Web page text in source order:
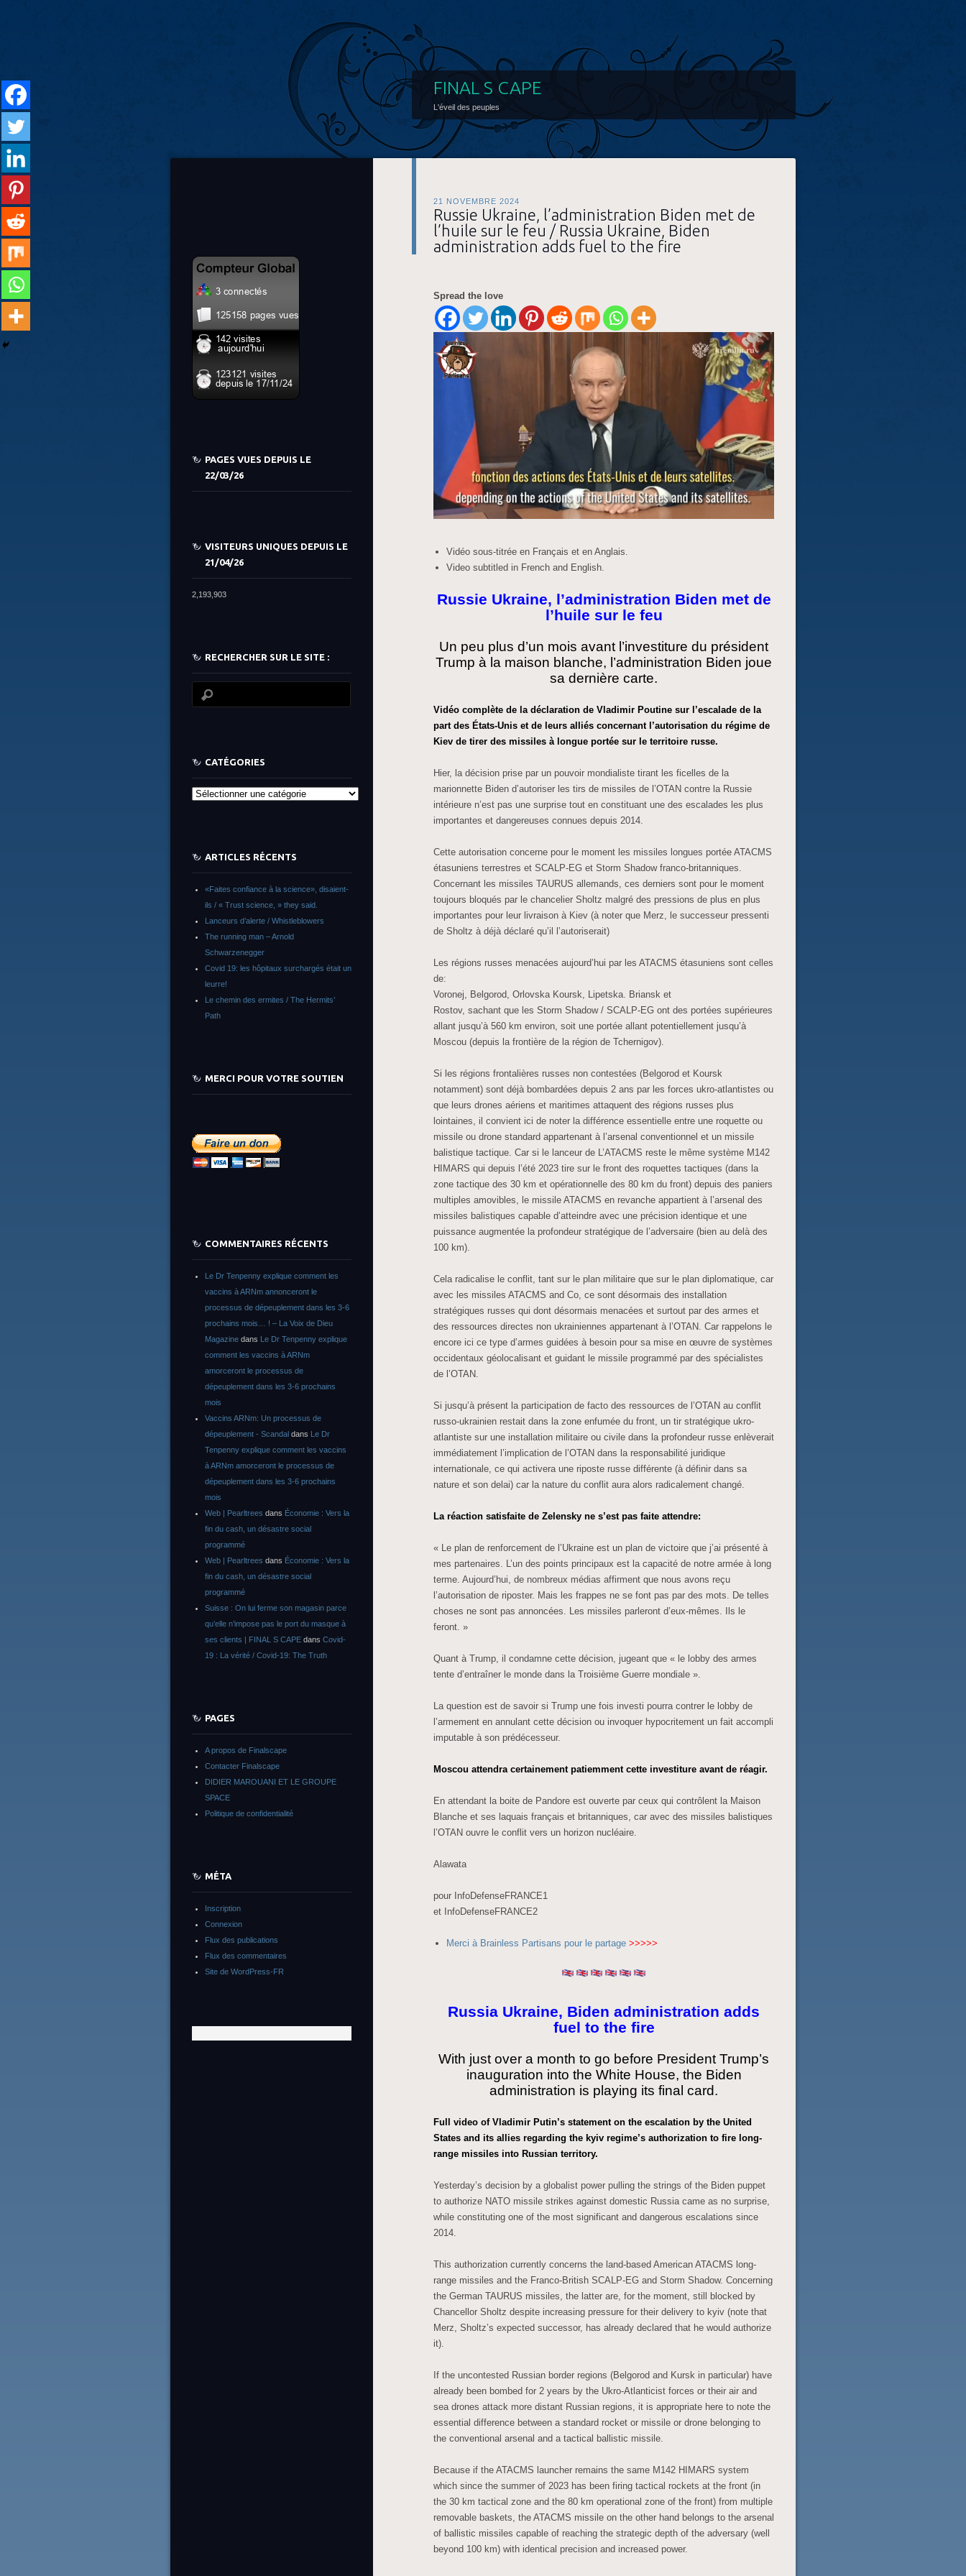
FINAL S CAPE
L'éveil des peuples
21 NOVEMBRE 2024
Russie Ukraine, l’administration Biden met de
l’huile sur le feu / Russia Ukraine, Biden
administration adds fuel to the fire
Spread the love
Vidéo sous-titrée en Français et en Anglais.
Video subtitled in French and English.
Russie Ukraine, l’administration Biden met de
l’huile sur le feu
Un peu plus d’un mois avant l’investiture du président
Trump à la maison blanche, l’administration Biden joue
sa dernière carte.
Vidéo complète de la déclaration de Vladimir Poutine sur l’escalade de la
part des États-Unis et de leurs alliés concernant l’autorisation du régime de
Kiev de tirer des missiles à longue portée sur le territoire russe.
Hier, la décision prise par un pouvoir mondialiste tirant les ficelles de la
marionnette Biden d’autoriser les tirs de missiles de l’OTAN contre la Russie
intérieure n’est pas une surprise tout en constituant une des escalades les plus
importantes et dangereuses connues depuis 2014.
Cette autorisation concerne pour le moment les missiles longues portée ATACMS
étasuniens terrestres et SCALP-EG et Storm Shadow franco-britanniques.
Concernant les missiles TAURUS allemands, ces derniers sont pour le moment
toujours bloqués par le chancelier Sholtz malgré des pressions de plus en plus
importantes pour leur livraison à Kiev (à noter que Merz, le successeur pressenti
de Sholtz à déjà déclaré qu’il l’autoriserait)
Les régions russes menacées aujourd’hui par les ATACMS étasuniens sont celles
de:
Voronej, Belgorod, Orlovska Koursk, Lipetska. Briansk et
Rostov, sachant que les Storm Shadow / SCALP-EG ont des portées supérieures
allant jusqu’à 560 km environ, soit une portée allant potentiellement jusqu’à
Moscou (depuis la frontière de la région de Tchernigov).
Si les régions frontalières russes non contestées (Belgorod et Koursk
notamment) sont déjà bombardées depuis 2 ans par les forces ukro-atlantistes ou
que leurs drones aériens et maritimes attaquent des régions russes plus
lointaines, il convient ici de noter la différence essentielle entre une roquette ou
missile ou drone standard appartenant à l’arsenal conventionnel et un missile
balistique tactique. Car si le lanceur de L’ATACMS reste le même système M142
HIMARS qui depuis l’été 2023 tire sur le front des roquettes tactiques (dans la
zone tactique des 30 km et opérationnelle des 80 km du front) depuis des paniers
multiples amovibles, le missile ATACMS en revanche appartient à l’arsenal des
missiles balistiques capable d’atteindre avec une précision identique et une
puissance augmentée la profondeur stratégique de l’adversaire (bien au delà des
100 km).
Cela radicalise le conflit, tant sur le plan militaire que sur le plan diplomatique, car
avec les missiles ATACMS and Co, ce sont désormais des installation
stratégiques russes qui dont désormais menacées et surtout par des armes et
des ressources directes non ukrainiennes appartenant à l’OTAN. Car rappelons le
encore ici ce type d’armes guidées à besoin pour sa mise en œuvre de systèmes
occidentaux géolocalisant et guidant le missile programmé par des spécialistes
de l’OTAN.
Si jusqu’à présent la participation de facto des ressources de l’OTAN au conflit
russo-ukrainien restait dans la zone enfumée du front, un tir stratégique ukro-
atlantiste sur une installation militaire ou civile dans la profondeur russe enlèverait
immédiatement l’implication de l’OTAN dans la responsabilité juridique
internationale, ce qui activera une riposte russe différente (à définir dans sa
nature et son delai) car la nature du conflit aura alors radicalement changé.
La réaction satisfaite de Zelensky ne s’est pas faite attendre:
« Le plan de renforcement de l’Ukraine est un plan de victoire que j’ai présenté à
mes partenaires. L’un des points principaux est la capacité de notre armée à long
terme. Aujourd’hui, de nombreux médias affirment que nous avons reçu
l’autorisation de riposter. Mais les frappes ne se font pas par des mots. De telles
choses ne sont pas annoncées. Les missiles parleront d’eux-mêmes. Ils le
feront. »
Quant à Trump, il condamne cette décision, jugeant que « le lobby des armes
tente d’entraîner le monde dans la Troisième Guerre mondiale ».
La question est de savoir si Trump une fois investi pourra contrer le lobby de
l’armement en annulant cette décision ou invoquer hypocritement un fait accompli
imputable à son prédécesseur.
Moscou attendra certainement patiemment cette investiture avant de réagir.
En attendant la boite de Pandore est ouverte par ceux qui contrôlent la Maison
Blanche et ses laquais français et britanniques, car avec des missiles balistiques
l’OTAN ouvre le conflit vers un horizon nucléaire.
Alawata
pour InfoDefenseFRANCE1
et InfoDefenseFRANCE2
Merci à Brainless Partisans pour le partage >>>>>
Russia Ukraine, Biden administration adds
fuel to the fire
With just over a month to go before President Trump’s
inauguration into the White House, the Biden
administration is playing its final card.
Full video of Vladimir Putin’s statement on the escalation by the United
States and its allies regarding the kyiv regime’s authorization to fire long-
range missiles into Russian territory.
Yesterday’s decision by a globalist power pulling the strings of the Biden puppet
to authorize NATO missile strikes against domestic Russia came as no surprise,
while constituting one of the most significant and dangerous escalations since
2014.
This authorization currently concerns the land-based American ATACMS long-
range missiles and the Franco-British SCALP-EG and Storm Shadow. Concerning
the German TAURUS missiles, the latter are, for the moment, still blocked by
Chancellor Sholtz despite increasing pressure for their delivery to kyiv (note that
Merz, Sholtz’s expected successor, has already declared that he would authorize
it).
If the uncontested Russian border regions (Belgorod and Kursk in particular) have
already been bombed for 2 years by the Ukro-Atlanticist forces or their air and
sea drones attack more distant Russian regions, it is appropriate here to note the
essential difference between a standard rocket or missile or drone belonging to
the conventional arsenal and a tactical ballistic missile.
Because if the ATACMS launcher remains the same M142 HIMARS system
which since the summer of 2023 has been firing tactical rockets at the front (in
the 30 km tactical zone and the 80 km operational zone of the front) from multiple
removable baskets, the ATACMS missile on the other hand belongs to the arsenal
of ballistic missiles capable of reaching the strategic depth of the adversary (well
beyond 100 km) with identical precision and increased power.
PAGES VUES DEPUIS LE
22/03/26
VISITEURS UNIQUES DEPUIS LE
21/04/26
2,193,903
RECHERCHER SUR LE SITE :
CATÉGORIES
Catégories
ARTICLES RÉCENTS
«Faites confiance à la science», disaient-
ils / « Trust science, » they said.
Lanceurs d’alerte / Whistleblowers
The running man – Arnold
Schwarzenegger
Covid 19: les hôpitaux surchargés était un
leurre!
Le chemin des ermites / The Hermits’
Path
MERCI POUR VOTRE SOUTIEN
COMMENTAIRES RÉCENTS
Le Dr Tenpenny explique comment les
vaccins à ARNm annonceront le
processus de dépeuplement dans les 3-6
prochains mois… ! – La Voix de Dieu
Magazine dans Le Dr Tenpenny explique
comment les vaccins à ARNm
amorceront le processus de
dépeuplement dans les 3-6 prochains
mois
Vaccins ARNm: Un processus de
dépeuplement - Scandal dans Le Dr
Tenpenny explique comment les vaccins
à ARNm amorceront le processus de
dépeuplement dans les 3-6 prochains
mois
Web | Pearltrees dans Économie : Vers la
fin du cash, un désastre social
programmé
Web | Pearltrees dans Économie : Vers la
fin du cash, un désastre social
programmé
Suisse : On lui ferme son magasin parce
qu’elle n’impose pas le port du masque à
ses clients | FINAL S CAPE dans Covid-
19 : La vérité / Covid-19: The Truth
PAGES
A propos de Finalscape
Contacter Finalscape
DIDIER MAROUANI ET LE GROUPE
SPACE
Politique de confidentialité
MÉTA
Inscription
Connexion
Flux des publications
Flux des commentaires
Site de WordPress-FR